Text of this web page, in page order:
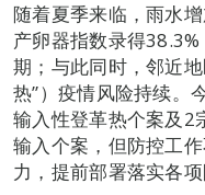
随着夏季来临，雨水
产卵器指数录得
期；与此同时，邻近
热”）疫情风险持续。
输入性登革热个案及2
输入个案，但防控工
力，提前部署落实各